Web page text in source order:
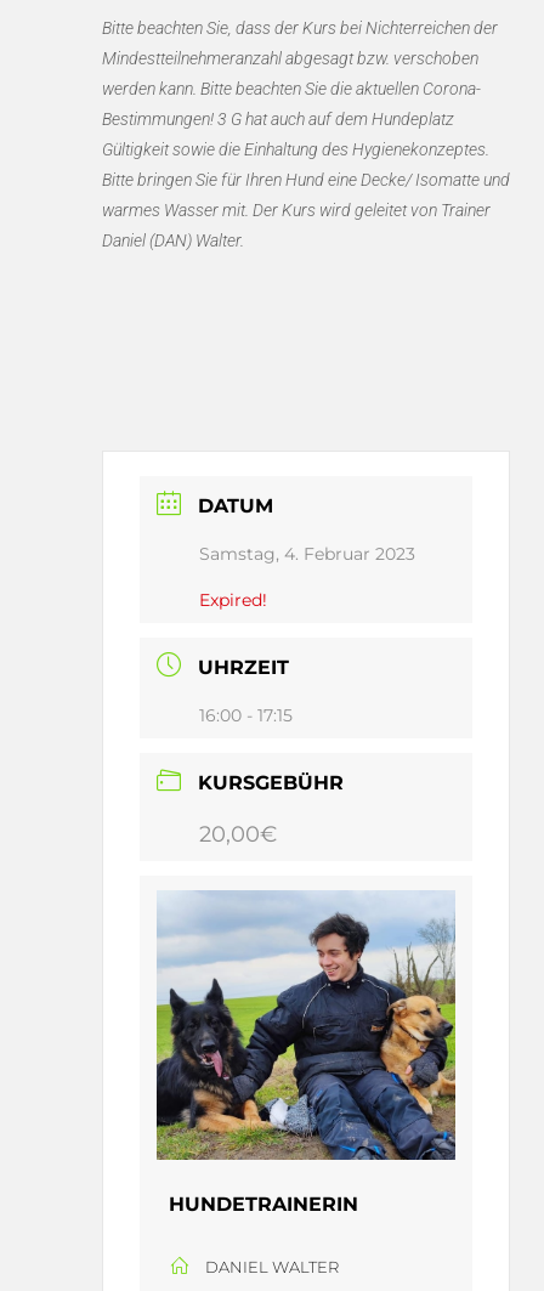
Bitte beachten Sie, dass der Kurs bei Nichterreichen der
Mindestteilnehmeranzahl abgesagt bzw. verschoben
werden kann. Bitte beachten Sie die aktuellen Corona-
Bestimmungen! 3 G hat auch auf dem Hundeplatz
Gültigkeit sowie die Einhaltung des Hygienekonzeptes.
Bitte bringen Sie für Ihren Hund eine Decke/ Isomatte und
warmes Wasser mit. Der Kurs wird geleitet von Trainer
Daniel (DAN) Walter.
DATUM
Samstag, 4. Februar 2023
Expired!
UHRZEIT
16:00 - 17:15
KURSGEBÜHR
20,00€
HUNDETRAINERIN
DANIEL WALTER